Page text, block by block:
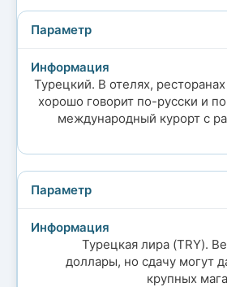
Турецкий. В отелях, ресторанах
хорошо говорит по-русски и
международный курорт с
Турецкая лира (TRY).
доллары, но сдачу могут
крупных